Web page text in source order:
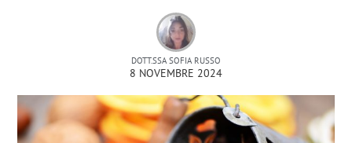
DOTT.SSA SOFIA RUSSO
8 NOVEMBRE 2024